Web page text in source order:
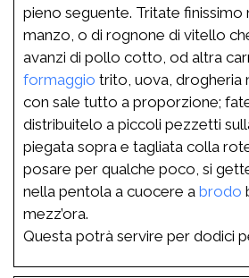
pieno seguente. Tritate finissimo
manzo, o di rognone di vitello
avanzi di pollo cotto, od altra
formaggio trito, uova, drogheria
con sale tutto a proporzione;
distribuitelo a piccoli pezzetti
piegata sopra e tagliata colla
posare per qualche poco, si
nella pentola a cuocere a brodo
mezz’ora.
Questa potrà servire per dodici